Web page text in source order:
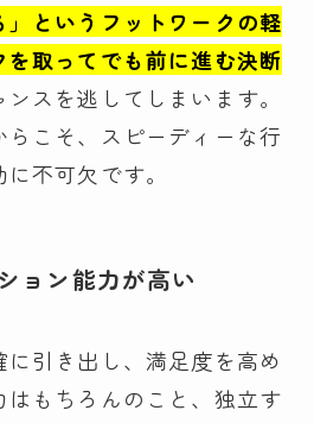
というフットワークの軽
取ってでも前に進む決断
スを逃してしまいます。
こそ、スピーディーな行
不可欠です。
ョン能力が高い
引き出し、満足度を高め
はもちろんのこと、独立す